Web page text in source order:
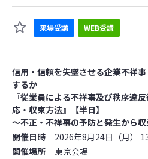
来場受講 WEB受講
信用・信頼を失墜させる企業不祥
するか
『従業員による不祥事及び秩序違
応・収束方法』【半日】
～不正・不祥事の予防と発生から
開催日時
2026年8月24日（月）
開催場所
東京会場